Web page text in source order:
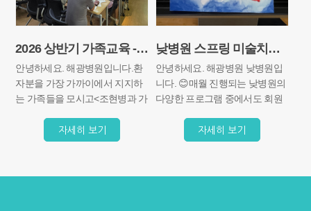
2026 상반기 가족교육 - 함께 배우고 함께 이해하는 시간
안녕하세요. 해광병원입니다.환
자분을 가장 가까이에서 지지하
는 가족들을 모시고<조현병과 가
규 부원장님의 교육을 들어보는
시간을 가졌습니다.이번 교육은
바탕으로 환자분들의 회복을 돕
자세히 보기
낮병원 스프링 미술치료 [물고기 수채화]
안녕하세요. 해광병원 낮병원입
니다. 😊​매월 진행되는 낮병원의
다양한 프로그램 중에서도 회원
로 미술치료인데요. 그림을 그리
고 색을 칠하는 과정 속에서 자연
생각과 감정을 표현할 수 있어 많
자세히 보기